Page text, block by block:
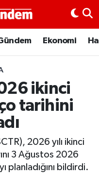
Ekonomi
ikinci
tarihini
2026 yılı ikinci
3 Ağustos 2026
planladığını bildirdi.